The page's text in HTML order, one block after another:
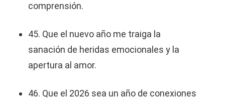
comprensión.
45. Que el nuevo año me traiga la
sanación de heridas emocionales y la
apertura al amor.
46. Que el 2026 sea un año de conexiones